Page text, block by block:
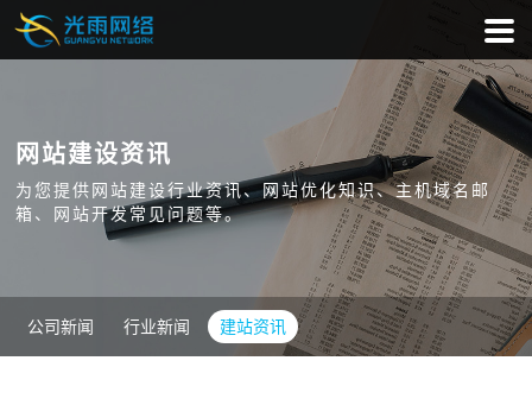
网站建设资讯
为您提供网站建设行业资讯、网站优化知识、主机域名邮
箱、网站开发常见问题等。
公司新闻 行业新闻 建站资讯